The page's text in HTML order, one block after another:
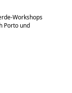
Workshops
Porto und